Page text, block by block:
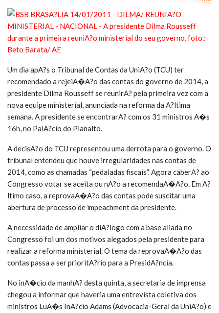
Um dia apA?s o Tribunal de Contas da UniA?o (TCU) ter
recomendado a rejeiA�A?o das contas do governo de 2014, a
presidente Dilma Rousseff se reunirA? pela primeira vez com a
nova equipe ministerial, anunciada na reforma da A?ltima
semana. A presidente se encontrarA? com os 31 ministros A�s
16h, no PalA?cio do Planalto.
A decisA?o do TCU representou uma derrota para o governo. O
tribunal entendeu que houve irregularidades nas contas de
2014, como as chamadas “pedaladas fiscais”. Agora caberA? ao
Congresso votar se aceita ou nA?o a recomendaA�A?o. Em A?
ltimo caso, a reprovaA�A?o das contas pode suscitar uma
abertura de processo de impeachment da presidente.
A necessidade de ampliar o diA?logo com a base aliada no
Congresso foi um dos motivos alegados pela presidente para
realizar a reforma ministerial. O tema da reprovaA�A?o das
contas passa a ser prioritA?rio para a PresidA?ncia.
No inA�cio da manhA? desta quinta, a secretaria de imprensa
chegou a informar que haveria uma entrevista coletiva dos
ministros LuA�s InA?cio Adams (Advocacia-Geral da UniA?o) e